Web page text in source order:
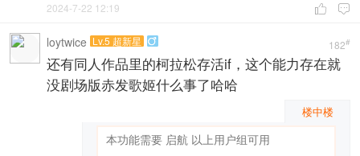
 
2024-7-22 12:19
182#
loytwice Lv.5 超新星 
还有同人作品里的柯拉松存活if，这个能力存在就
没剧场版赤发歌姬什么事了哈哈
楼中楼